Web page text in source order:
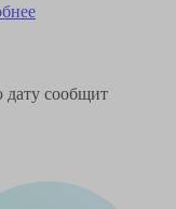
дату сообщит